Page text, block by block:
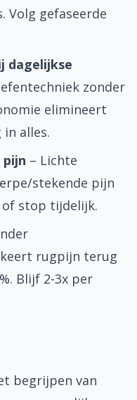
Volg gefaseerde
dagelijkse
zonder
elimineert
alles.
– Lichte
stekende pijn
of stop tijdelijk.
rugpijn terug
Blijf 2-3x per
begrijpen van